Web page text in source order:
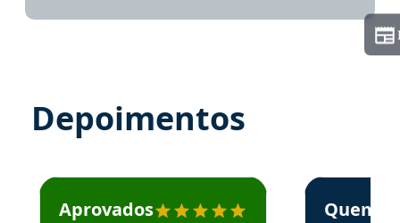
Depoimentos
Estudante José recomenda o Aprova Concursos em
Aprovados
Estudante
Quem